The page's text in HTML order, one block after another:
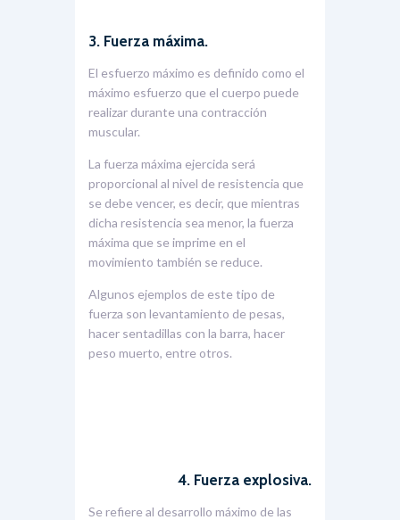
3. Fuerza máxima.
El esfuerzo máximo es definido como el
máximo esfuerzo que el cuerpo puede
realizar durante una contracción
muscular.
La fuerza máxima ejercida será
proporcional al nivel de resistencia que
se debe vencer, es decir, que mientras
dicha resistencia sea menor, la fuerza
máxima que se imprime en el
movimiento también se reduce.
Algunos ejemplos de este tipo de
fuerza son levantamiento de pesas,
hacer sentadillas con la barra, hacer
peso muerto, entre otros.
4. Fuerza explosiva.
Se refiere al desarrollo máximo de las